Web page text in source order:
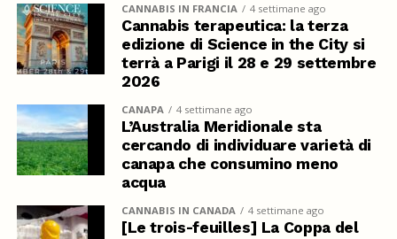
CANNABIS IN FRANCIA 4 settimane ago
Cannabis terapeutica: la terza
edizione di Science in the City si
terrà a Parigi il 28 e 29 settembre
2026
CANAPA 4 settimane ago
L’Australia Meridionale sta
cercando di individuare varietà di
canapa che consumino meno
acqua
CANNABIS IN CANADA 4 settimane ago
[Le trois-feuilles] La Coppa del